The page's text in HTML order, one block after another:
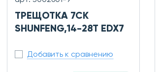
ТРЕЩОТКА 7СК
SHUNFENG,14-28T EDX7
Добавить к сравнению